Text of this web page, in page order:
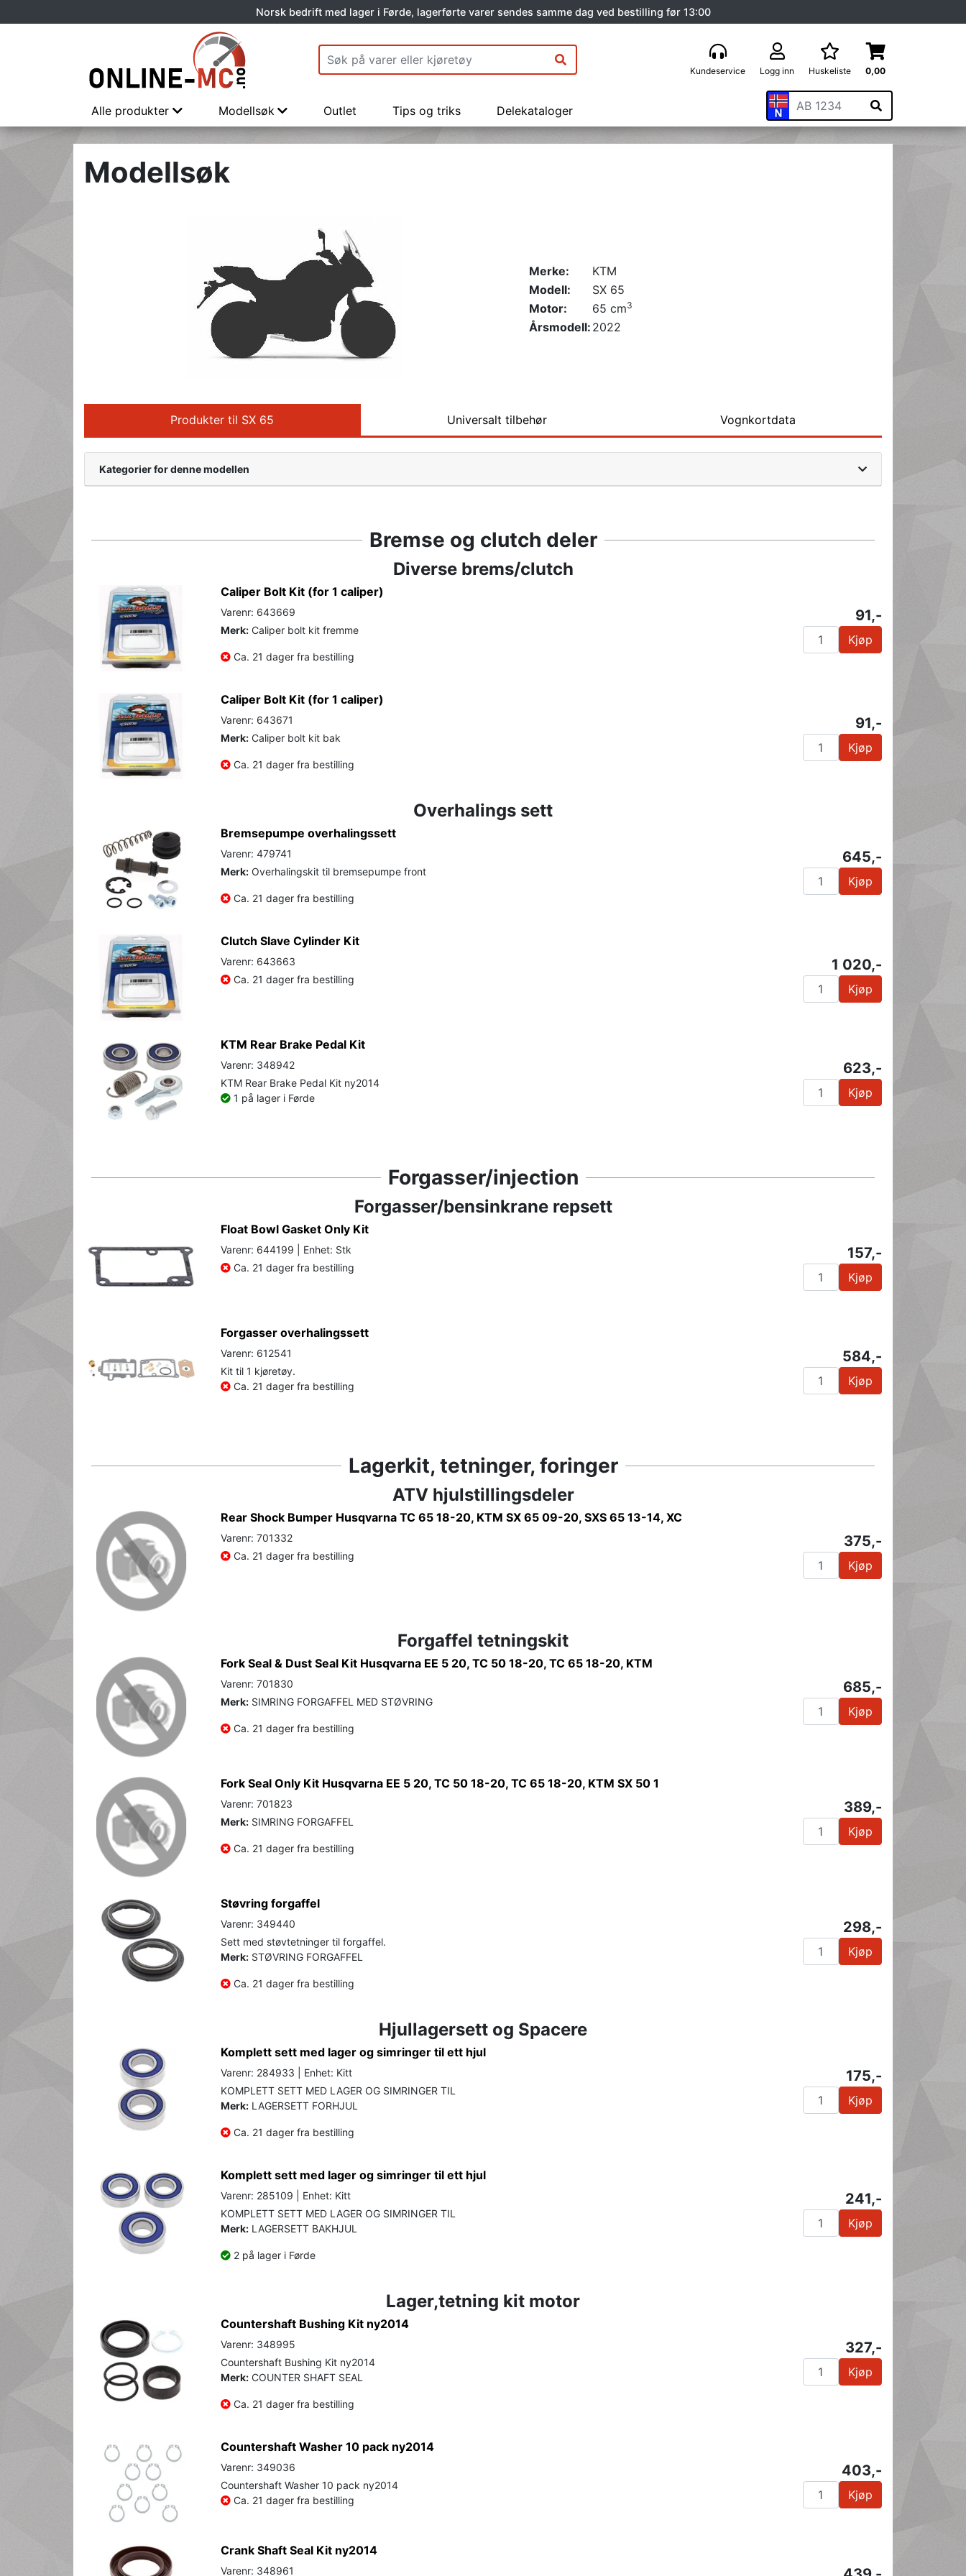
Norsk bedrift med lager i Førde, lagerførte varer sendes samme dag ved bestilling før 13:00
Kundeservice Logg inn Huskeliste 0,00
Alle produkter Modellsøk Outlet Tips og triks Delekataloger
Modellsøk
Merke:
KTM
Modell:
SX 65
Motor:
65 cm3
Årsmodell: 2022
Produkter til SX 65 Universalt tilbehør Vognkortdata
Kategorier for denne modellen
Bremse og clutch deler
Diverse brems/clutch
Caliper Bolt Kit (for 1 caliper)
Varenr: 643669
Merk: Caliper bolt kit fremme
Ca. 21 dager fra bestilling
91,-
Kjøp
Caliper Bolt Kit (for 1 caliper)
Varenr: 643671
Merk: Caliper bolt kit bak
Ca. 21 dager fra bestilling
91,-
Kjøp
Overhalings sett
Bremsepumpe overhalingssett
Varenr: 479741
Merk: Overhalingskit til bremsepumpe front
Ca. 21 dager fra bestilling
645,-
Kjøp
Clutch Slave Cylinder Kit
Varenr: 643663
Ca. 21 dager fra bestilling
1 020,-
Kjøp
KTM Rear Brake Pedal Kit
Varenr: 348942
KTM Rear Brake Pedal Kit ny2014
1 på lager i Førde
623,-
Kjøp
Forgasser/injection
Forgasser/bensinkrane repsett
Float Bowl Gasket Only Kit
Varenr: 644199 | Enhet: Stk
Ca. 21 dager fra bestilling
157,-
Kjøp
Forgasser overhalingssett
Varenr: 612541
Kit til 1 kjøretøy.
Ca. 21 dager fra bestilling
584,-
Kjøp
Lagerkit, tetninger, foringer
ATV hjulstillingsdeler
Rear Shock Bumper Husqvarna TC 65 18-20, KTM SX 65 09-20, SXS 65 13-14, XC
Varenr: 701332
Ca. 21 dager fra bestilling
375,-
Kjøp
Forgaffel tetningskit
Fork Seal & Dust Seal Kit Husqvarna EE 5 20, TC 50 18-20, TC 65 18-20, KTM
Varenr: 701830
Merk: SIMRING FORGAFFEL MED STØVRING
Ca. 21 dager fra bestilling
685,-
Kjøp
Fork Seal Only Kit Husqvarna EE 5 20, TC 50 18-20, TC 65 18-20, KTM SX 50 1
Varenr: 701823
Merk: SIMRING FORGAFFEL
Ca. 21 dager fra bestilling
389,-
Kjøp
Støvring forgaffel
Varenr: 349440
Sett med støvtetninger til forgaffel.
Merk: STØVRING FORGAFFEL
Ca. 21 dager fra bestilling
298,-
Kjøp
Hjullagersett og Spacere
Komplett sett med lager og simringer til ett hjul
Varenr: 284933 | Enhet: Kitt
KOMPLETT SETT MED LAGER OG SIMRINGER TIL
Merk: LAGERSETT FORHJUL
Ca. 21 dager fra bestilling
175,-
Kjøp
Komplett sett med lager og simringer til ett hjul
Varenr: 285109 | Enhet: Kitt
KOMPLETT SETT MED LAGER OG SIMRINGER TIL
Merk: LAGERSETT BAKHJUL
2 på lager i Førde
241,-
Kjøp
Lager,tetning kit motor
Countershaft Bushing Kit ny2014
Varenr: 348995
Countershaft Bushing Kit ny2014
Merk: COUNTER SHAFT SEAL
Ca. 21 dager fra bestilling
327,-
Kjøp
Countershaft Washer 10 pack ny2014
Varenr: 349036
Countershaft Washer 10 pack ny2014
Ca. 21 dager fra bestilling
403,-
Kjøp
Crank Shaft Seal Kit ny2014
Varenr: 348961